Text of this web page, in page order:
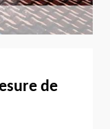
de